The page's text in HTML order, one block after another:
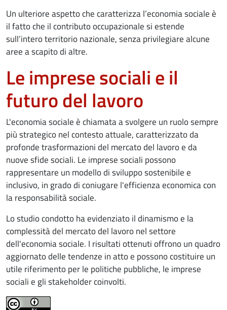
Un ulteriore aspetto che caratterizza l’economia sociale è
il fatto che il contributo occupazionale si estende
sull’intero territorio nazionale, senza privilegiare alcune
aree a scapito di altre.
Le imprese sociali e il
futuro del lavoro
L'economia sociale è chiamata a svolgere un ruolo sempre
più strategico nel contesto attuale, caratterizzato da
profonde trasformazioni del mercato del lavoro e da
nuove sfide sociali. Le imprese sociali possono
rappresentare un modello di sviluppo sostenibile e
inclusivo, in grado di coniugare l'efficienza economica con
la responsabilità sociale.
Lo studio condotto ha evidenziato il dinamismo e la
complessità del mercato del lavoro nel settore
dell'economia sociale. I risultati ottenuti offrono un quadro
aggiornato delle tendenze in atto e possono costituire un
utile riferimento per le politiche pubbliche, le imprese
sociali e gli stakeholder coinvolti.